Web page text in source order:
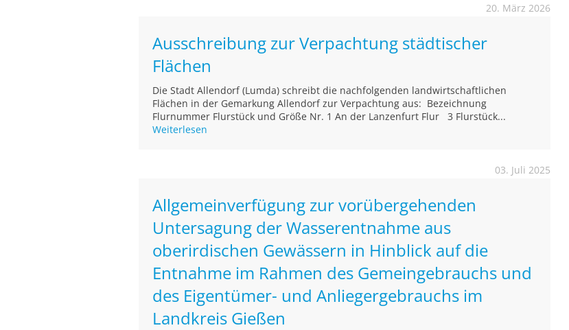
20. März 2026
Ausschreibung zur Verpachtung städtischer
Flächen
Die Stadt Allendorf (Lumda) schreibt die nachfolgenden landwirtschaftlichen
Flächen in der Gemarkung Allendorf zur Verpachtung aus: Bezeichnung
Flurnummer Flurstück und Größe Nr. 1 An der Lanzenfurt Flur 3 Flurstück...
Weiterlesen
03. Juli 2025
Allgemeinverfügung zur vorübergehenden
Untersagung der Wasserentnahme aus
oberirdischen Gewässern in Hinblick auf die
Entnahme im Rahmen des Gemeingebrauchs und
des Eigentümer- und Anliegergebrauchs im
Landkreis Gießen